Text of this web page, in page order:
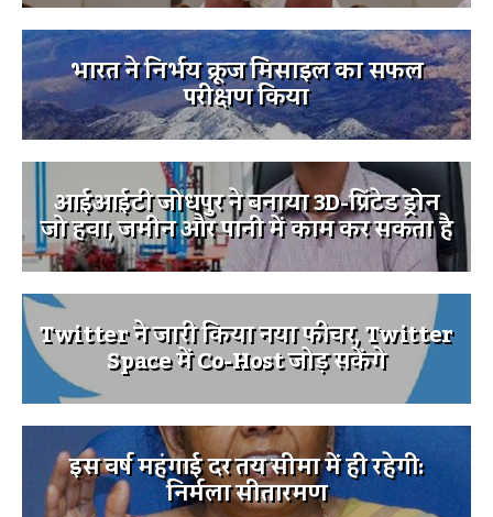
भारत ने निर्भय क्रूज मिसाइल का सफल
परीक्षण किया
आईआईटी जोधपुर ने बनाया 3D-प्रिंटेड ड्रोन
जो हवा, जमीन और पानी में काम कर सकता है
Twitter ने जारी किया नया फीचर, Twitter
Space में Co-Host जोड़ सकेंगे
इस वर्ष महंगाई दर तय सीमा में ही रहेगी:
निर्मला सीतारमण